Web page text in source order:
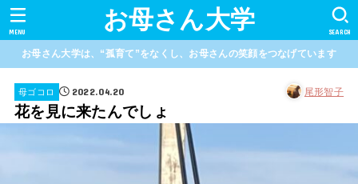
お母さん大学 SEARCH
MENU
お母さん大学は、“孤育て”をなくし、お母さんの笑顔をつなげています
母ゴコロ 2022.04.20 尾形智子
花を見に来たんでしょ